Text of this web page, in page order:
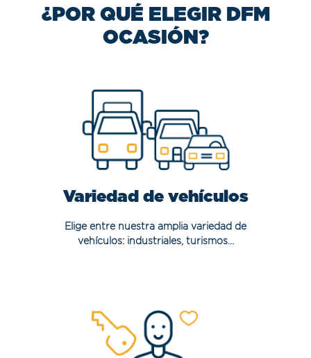
¿POR QUÉ ELEGIR DFM
OCASIÓN?
Variedad de vehículos
Elige entre nuestra amplia variedad de
vehículos: industriales, turismos...